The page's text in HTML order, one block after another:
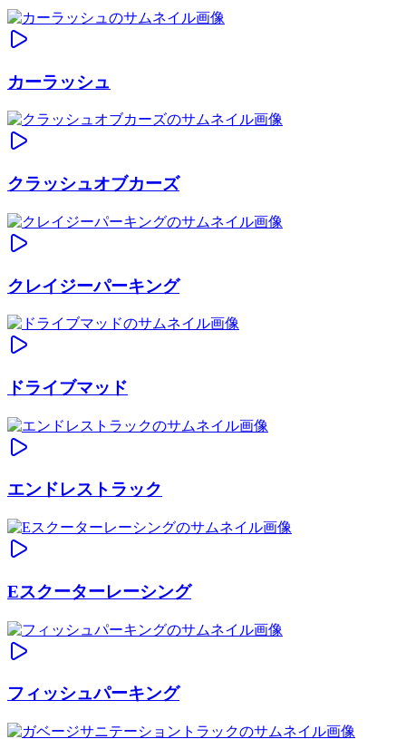
カーラッシュ
クラッシュオブカーズ
クレイジーパーキング
ドライブマッド
エンドレストラック
Eスクーターレーシング
フィッシュパーキング